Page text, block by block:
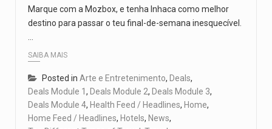
Marque com a Mozbox, e tenha Inhaca como melhor
destino para passar o teu final-de-semana inesquecível.
SAIBA MAIS
Posted in Arte e Entretenimento, Deals,
Deals Module 1 , Deals Module 2, Deals Module 3,
Deals Module 4, Health Feed / Headlines, Home,
Home Feed / Headlines, Hotels, News,